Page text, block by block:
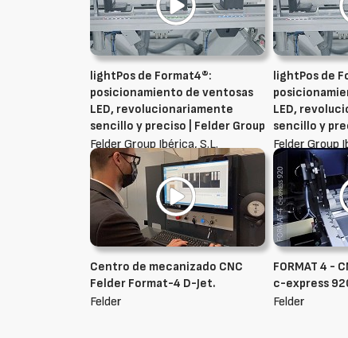
lightPos de Format4®:
posicionamiento de ventosas
LED, revolucionariamente
sencillo y preciso | Felder Group
Felder Group Ibérica, S.L.
lightPos de
LED,
sencillo y
Felder Group
Centro de mecanizado CNC
Felder Format-4 D-Jet.
Felder
FORMAT 4 -
c-express
Felder